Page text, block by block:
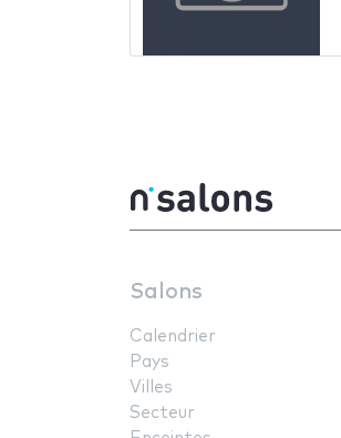
Salons
Calendrier
Pays
Villes
Secteur